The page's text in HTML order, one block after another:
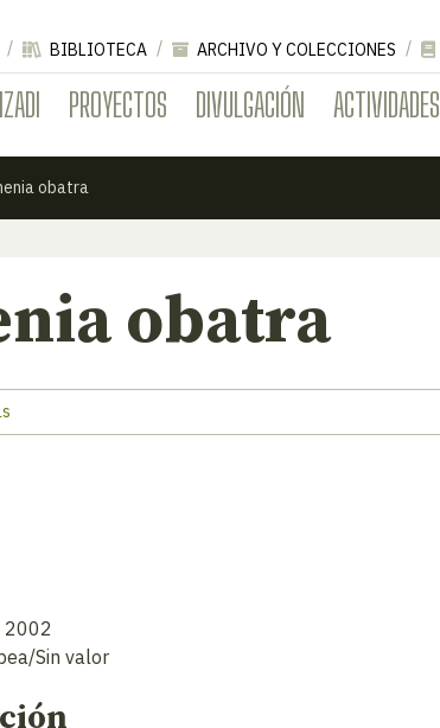
PROYECTOS DIVULGACIÓN ACTIVIDADES
BIBLIOTECA ARCHIVO Y COLECCIONES
obatra
obatra
2002
Sin valor